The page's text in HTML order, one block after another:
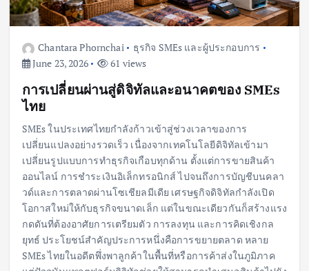
Chantara Phornchai
ธุรกิจ SMEs และผู้ประกอบการ
June 23, 2026
61 views
การเปลี่ยนผ่านสู่ดิจิทัลและอนาคตของ SMEs
ไทย
SMEs ในประเทศไทยกำลังก้าวเข้าสู่ช่วงเวลาของการ
เปลี่ยนแปลงอย่างรวดเร็ว เนื่องจากเทคโนโลยีดิจิทัลเข้ามา
เปลี่ยนรูปแบบการทำธุรกิจเกือบทุกด้าน ตั้งแต่การขายสินค้า
ออนไลน์ การชำระเงินอิเล็กทรอนิกส์ ไปจนถึงการบัญชีบนคลา
วด์และการตลาดผ่านโซเชียลมีเดีย เศรษฐกิจดิจิทัลกำลังเปิด
โอกาสใหม่ให้กับธุรกิจขนาดเล็ก แต่ในขณะเดียวกันก็สร้างแรง
กดดันที่ต้องอาศัยการเตรียมตัว การลงทุน และการคิดเชิงกล
ยุทธ์ ประโยชน์สำคัญประการหนึ่งคือการขยายตลาด หลาย
SMEs ไทยในอดีตพึ่งพาลูกค้าในพื้นที่หรือการค้าส่งในภูมิภาค